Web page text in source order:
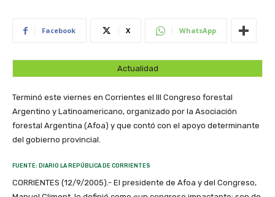
Facebook X WhatsApp
Actualidad
Terminó este viernes en Corrientes el III Congreso forestal
Argentino y Latinoamericano, organizado por la Asociación
forestal Argentina (Afoa) y que contó con el apoyo determinante
del gobierno provincial.
FUENTE: DIARIO LA REPÚBLICA DE CORRIENTES
CORRIENTES (12/9/2005).- El presidente de Afoa y del Congreso,